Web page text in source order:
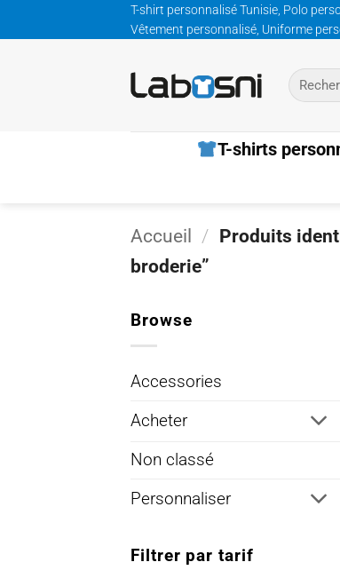
au
T-shirt personnalisé Tunisie, Polo
Vêtement personnalisé, Uniforme
Recherche
pour :
T-shirts
Accueil / Produits
broderie”
Browse
Accessories
Acheter
Non classé
Personnaliser
Filtrer par tarif